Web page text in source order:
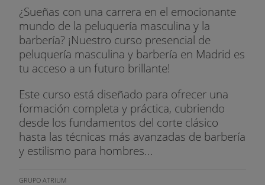
- Soporte didáctico y formativo online
- Entrada gratuita a la feria más importante del
sector: Salón Look
- Master Class gratuitas con referentes del sector.
¿Sueñas con una carrera en el emocionante
mundo de la peluquería masculina y la
barbería? ¡Nuestro curso presencial de
peluquería masculina y barbería en Madrid es
tu acceso a un futuro brillante!
Este curso está diseñado para ofrecer una
formación completa y práctica, cubriendo
desde los fundamentos del corte clásico
hasta las técnicas más avanzadas de barbería
y estilismo para hombres...
GRUPO ATRIUM